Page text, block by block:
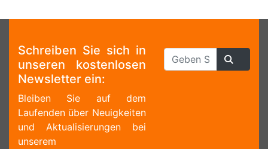
Schreiben Sie sich in
unseren kostenlosen
Newsletter ein:
Bleiben Sie auf dem
Laufenden über Neuigkeiten
und Aktualisierungen bei
unserem